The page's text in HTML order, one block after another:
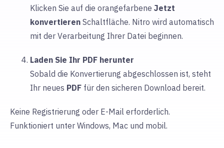
Klicken Sie auf die orangefarbene Jetzt
konvertieren Schaltfläche. Nitro wird automatisch
mit der Verarbeitung Ihrer Datei beginnen.
Laden Sie Ihr PDF herunter
Sobald die Konvertierung abgeschlossen ist, steht
Ihr neues PDF für den sicheren Download bereit.
Keine Registrierung oder E-Mail erforderlich.
Funktioniert unter Windows, Mac und mobil.